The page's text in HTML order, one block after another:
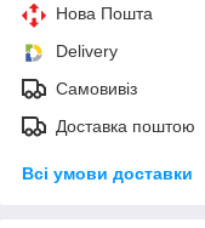
Нова Пошта
Delivery
Самовивіз
Доставка поштою
Всі умови доставки